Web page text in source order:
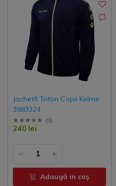
Jachetă Triton Copii Kelme
3883324
(0)
240 lei
Adaugă in coş